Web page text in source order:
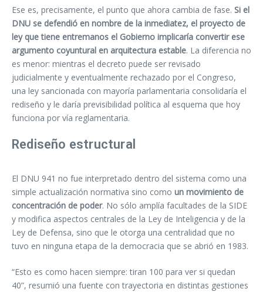
Ese es, precisamente, el punto que ahora cambia de fase. Si el
DNU se defendió en nombre de la inmediatez, el proyecto de
ley que tiene entremanos el Gobierno implicaría convertir ese
argumento coyuntural en arquitectura estable. La diferencia no
es menor: mientras el decreto puede ser revisado
judicialmente y eventualmente rechazado por el Congreso,
una ley sancionada con mayoría parlamentaria consolidaría el
rediseño y le daría previsibilidad política al esquema que hoy
funciona por vía reglamentaria.
Rediseño estructural
El DNU 941 no fue interpretado dentro del sistema como una
simple actualización normativa sino como un movimiento de
concentración de poder. No sólo amplía facultades de la SIDE
y modifica aspectos centrales de la Ley de Inteligencia y de la
Ley de Defensa, sino que le otorga una centralidad que no
tuvo en ninguna etapa de la democracia que se abrió en 1983.
“Esto es como hacen siempre: tiran 100 para ver si quedan
40”, resumió una fuente con trayectoria en distintas gestiones